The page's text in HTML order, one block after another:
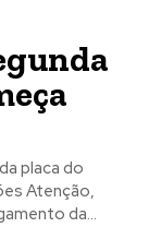
placa do
Atenção,
da...